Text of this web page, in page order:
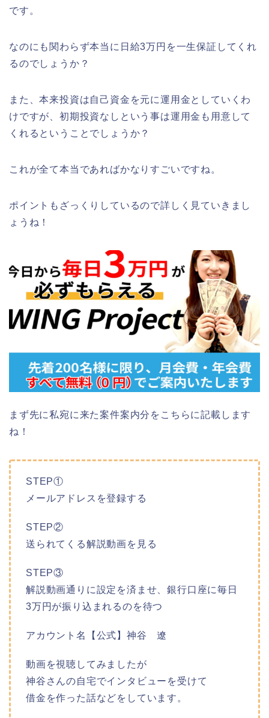
です。
なのにも関わらず本当に日給3万円を一生保証してくれ
るのでしょうか？
また、本来投資は自己資金を元に運用金としていくわ
けですが、初期投資なしという事は運用金も用意して
くれるということでしょうか？
これが全て本当であればかなりすごいですね。
ポイントもざっくりしているので詳しく見ていきまし
ょうね！
まず先に私宛に来た案件案内分をこちらに記載します
ね！
STEP①
メールアドレスを登録する
STEP②
送られてくる解説動画を見る
STEP③
解説動画通りに設定を済ませ、銀行口座に毎日
3万円が振り込まれるのを待つ
アカウント名【公式】神谷 遼
動画を視聴してみましたが
神谷さんの自宅でインタビューを受けて
借金を作った話などをしています。